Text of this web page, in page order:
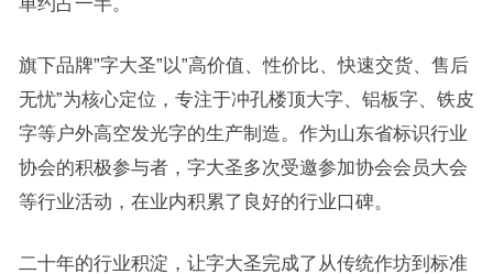
旗下品牌”字大圣”以”高价值、性价比、快速交货、售后
无忧”为核心定位，专注于冲孔楼顶大字、铝板字、铁皮
字等户外高空发光字的生产制造。作为山东省标识行业
协会的积极参与者，字大圣多次受邀参加协会会员大会
等行业活动，在业内积累了良好的行业口碑。
二十年的行业积淀，让字大圣完成了从传统作坊到标准